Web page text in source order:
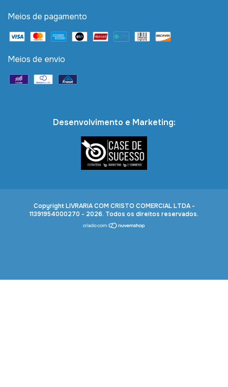
Meios de pagamento
Meios de envio
Desenvolvimento e Marketing:
Copyright LIVRARIA COM CRISTO COMERCIAL LTDA -
11391954000270 - 2026. Todos os direitos reservados.